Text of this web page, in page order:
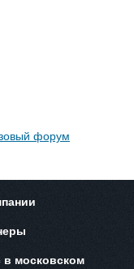
форум
московском